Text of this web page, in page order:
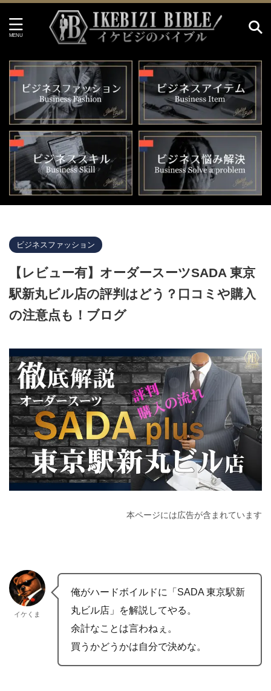
ビジネスファッション
【レビュー有】オーダースーツSADA 東京
駅新丸ビル店の評判はどう？口コミや購入
の注意点も！ブログ
本ページには広告が含まれています
イケくま
俺がハードボイルドに「SADA 東京駅新
丸ビル店」を解説してやる。
余計なことは言わねぇ。
買うかどうかは自分で決めな。